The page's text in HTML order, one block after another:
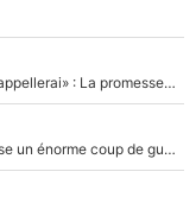
Mercato - OM - «Dès que je prends un club, je t’appellerai» : La promesse de Marcelino au moment de claquer la porte
Victime de racisme contre Murray, Kyrgios pousse un énorme coup de gueule !